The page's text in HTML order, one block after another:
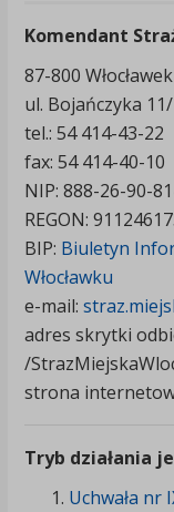
Komendant
87-800 Włocławek
ul. Bojańczyka
tel.: 54 414-43-22
fax: 54 414-40-10
NIP: 888-26-90-
REGON:
BIP: Biuletyn
Włocławku
e-mail:
adres skrytki
/
strona
Tryb działania
Uchwała nr